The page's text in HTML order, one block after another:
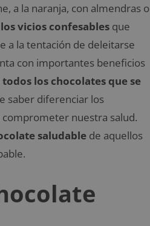
a la naranja, con almendras o
vicios confesables que
a la tentación de deleitarse
con importantes beneficios
todos los chocolates que se
saber diferenciar los
nuestra salud.
saludable de aquellos